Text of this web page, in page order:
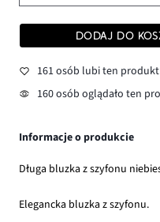
DODAJ DO
161 osób lubi ten produkt
160 osób oglądało ten
Informacje o produkcie
Długa bluzka z szyfonu
Elegancka bluzka z szyfonu.